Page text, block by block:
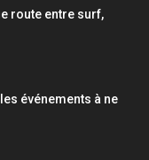
route entre surf,
événements à ne